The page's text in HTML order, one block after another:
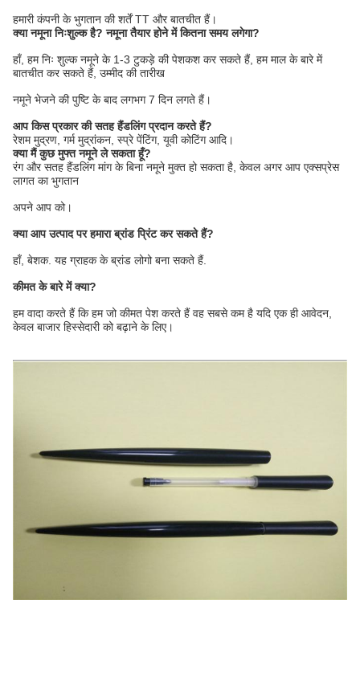
हमारी कंपनी के भुगतान की शर्तें TT और बातचीत हैं।
क्या नमूना निःशुल्क है? नमूना तैयार होने में कितना समय लगेगा?
हाँ, हम निः शुल्क नमूने के 1-3 टुकड़े की पेशकश कर सकते हैं, हम माल के बारे में
बातचीत कर सकते हैं, उम्मीद की तारीख
नमूने भेजने की पुष्टि के बाद लगभग 7 दिन लगते हैं।
आप किस प्रकार की सतह हैंडलिंग प्रदान करते हैं?
रेशम मुद्रण, गर्म मुद्रांकन, स्प्रे पेंटिंग, यूवी कोटिंग आदि।
क्या मैं कुछ मुफ्त नमूने ले सकता हूँ?
रंग और सतह हैंडलिंग मांग के बिना नमूने मुक्त हो सकता है, केवल अगर आप एक्सप्रेस
लागत का भुगतान
अपने आप को।
क्या आप उत्पाद पर हमारा ब्रांड प्रिंट कर सकते हैं?
हाँ, बेशक. यह ग्राहक के ब्रांड लोगो बना सकते हैं.
कीमत के बारे में क्या?
हम वादा करते हैं कि हम जो कीमत पेश करते हैं वह सबसे कम है यदि एक ही आवेदन,
केवल बाजार हिस्सेदारी को बढ़ाने के लिए।